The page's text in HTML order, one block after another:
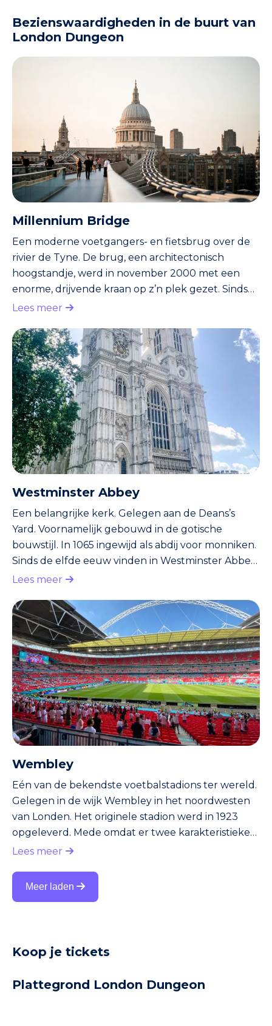
Bezienswaardigheden in de buurt van
London Dungeon
Millennium Bridge
Een moderne voetgangers- en fietsbrug over de
rivier de Tyne. De brug, een architectonisch
hoogstandje, werd in november 2000 met een
enorme, drijvende kraan op z’n plek gezet. Sinds
september 2001 geopend voor publiek. Eigenlijk
voor het jaar 2000 klaar moeten zijn. Niemand
trouwens in Newcastle die daar nog over zeurt.
Iedereen is trots op de brug, die elke avond in een
andere kleur verlicht wordt. Vlakbij de brug, en
aan de Tyne, vind je het m
Lees meer
Westminster Abbey
Een belangrijke kerk. Gelegen aan de Deans’s
Yard. Voornamelijk gebouwd in de gotische
bouwstijl. In 1065 ingewijd als abdij voor monniken.
Sinds de elfde eeuw vinden in Westminster Abbey
koninklijke begrafenissen, trouwerijen en
beroemdheden begraven, waaronder Charles
Darwin, Charles Dickens en Isaac Newton.
Lees meer
Wembley
Eén van de bekendste voetbalstadions ter wereld.
Gelegen in de wijk Wembley in het noordwesten
van Londen. Het originele stadion werd in 1923
opgeleverd. Mede omdat er twee karakteristieke
torens in het ontwerp verwerkt waren, werd het
Wembley, inclusief de torens, tegen de vlakte. In
plaats daarvan kwam er een nieuw Wembley. De
Lees meer
Meer laden
Koop je tickets
Plattegrond London Dungeon